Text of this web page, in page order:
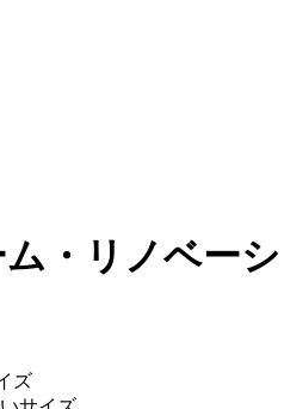
・リノベー